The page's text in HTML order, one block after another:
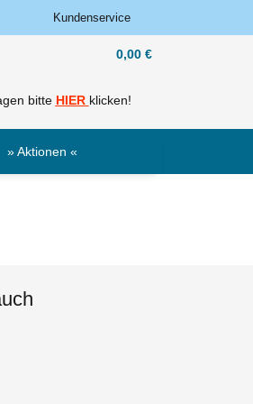
Kundenservice
0,00 €
bitte HIER klicken!
» Aktionen «